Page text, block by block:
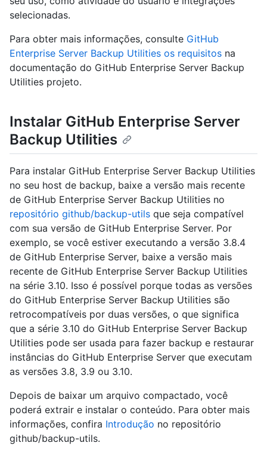
selecionadas.
Para obter mais informações, consulte GitHub
Enterprise Server Backup Utilities os requisitos na
documentação do GitHub Enterprise Server Backup
Utilities projeto.
Instalar GitHub Enterprise Server
Backup Utilities
Para instalar GitHub Enterprise Server Backup Utilities
no seu host de backup, baixe a versão mais recente
de GitHub Enterprise Server Backup Utilities no
repositório github/backup-utils que seja compatível
com sua versão de GitHub Enterprise Server. Por
exemplo, se você estiver executando a versão 3.8.4
de GitHub Enterprise Server, baixe a versão mais
recente de GitHub Enterprise Server Backup Utilities
na série 3.10. Isso é possível porque todas as versões
do GitHub Enterprise Server Backup Utilities são
retrocompatíveis por duas versões, o que significa
que a série 3.10 do GitHub Enterprise Server Backup
Utilities pode ser usada para fazer backup e restaurar
instâncias do GitHub Enterprise Server que executam
as versões 3.8, 3.9 ou 3.10.
Depois de baixar um arquivo compactado, você
poderá extrair e instalar o conteúdo. Para obter mais
informações, confira Introdução no repositório
github/backup-utils.